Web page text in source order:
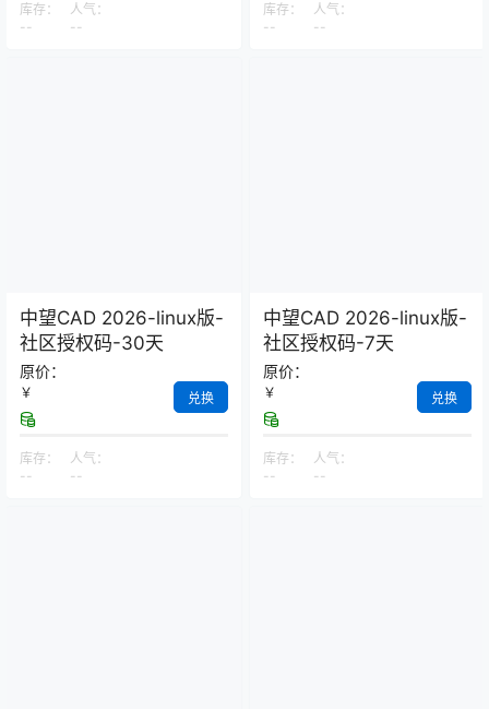
库存：
--
人气：
--
库存：
--
人气：
--
中望CAD 2026-linux版-
社区授权码-30天
原价：
￥ 兑换
库存：
--
人气：
--
中望CAD 2026-linux版-
社区授权码-7天
原价：
￥ 兑换
库存：
--
人气：
--